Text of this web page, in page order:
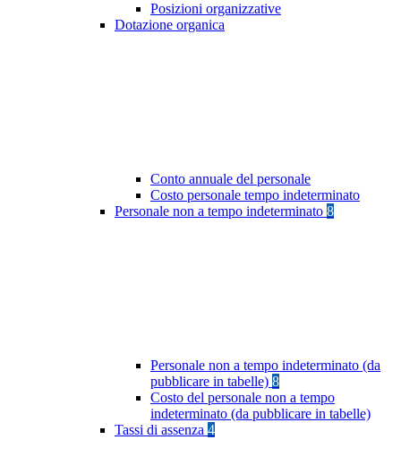
Posizioni organizzative
Dotazione organica
Conto annuale del personale
Costo personale tempo indeterminato
Personale non a tempo indeterminato 8
Personale non a tempo indeterminato (da
pubblicare in tabelle) 8
Costo del personale non a tempo
indeterminato (da pubblicare in tabelle)
Tassi di assenza 4